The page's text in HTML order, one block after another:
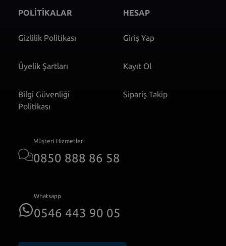
POLİTİKALAR
Gizlilik Politikası
Üyelik Şartları
Bilgi Güvenliği
Politikası
HESAP
Giriş Yap
Kayıt Ol
Sipariş Takip
Müşteri Hizmetleri
0850 888 86 58
Whatsapp
0546 443 90 05